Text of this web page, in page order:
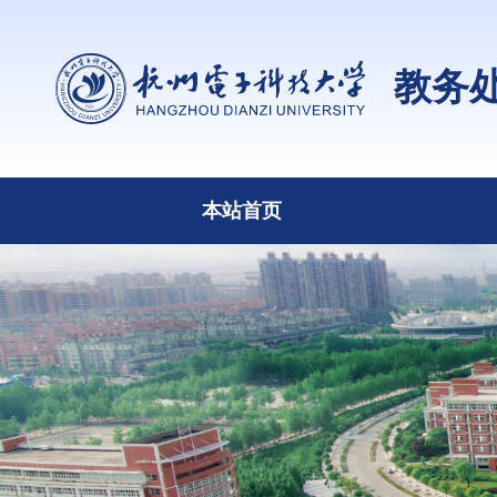
教务
本站首页